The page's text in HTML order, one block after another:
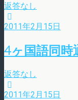
返答なし
2011年2月15日
4ヶ国語同時
返答なし
2011年2月15日